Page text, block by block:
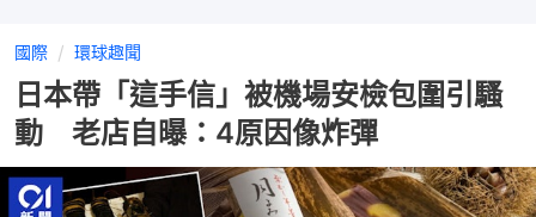
國際 環球趣聞
日本帶「這手信」被機場安檢包圍引騷
動 老店自曝：4原因像炸彈